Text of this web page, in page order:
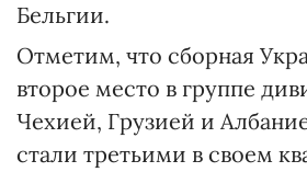
Бельгии.
Отметим, что сборная
второе место в группе
Чехией, Грузией и
стали третьими в своем